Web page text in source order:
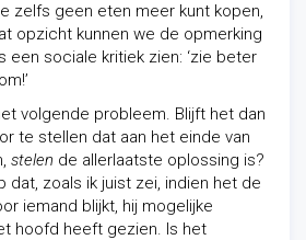
zelfs geen eten meer kunt kopen,
opzicht kunnen we de opmerking
een sociale kritiek zien: ‘zie beter
volgende probleem. Blijft het dan
te stellen dat aan het einde van
stelen de allerlaatste oplossing is?
dat, zoals ik juist zei, indien het de
iemand blijkt, hij mogelijke
hoofd heeft gezien. Is het